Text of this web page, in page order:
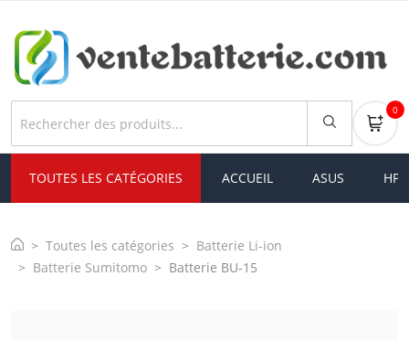
0
TOUTES LES CATÉGORIES ACCUEIL ASUS HP
Toutes les catégories
Batterie Li-ion
Batterie Sumitomo
Batterie BU-15